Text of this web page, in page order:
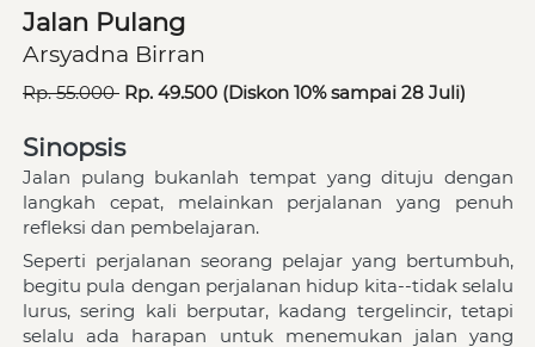
Jalan Pulang
Arsyadna Birran
Rp. 55.000 Rp. 49.500 (Diskon 10% sampai 28 Juli)
Sinopsis
Jalan pulang bukanlah tempat yang dituju dengan
langkah cepat, melainkan perjalanan yang penuh
refleksi dan pembelajaran.
Seperti perjalanan seorang pelajar yang bertumbuh,
begitu pula dengan perjalanan hidup kita--tidak selalu
lurus, sering kali berputar, kadang tergelincir, tetapi
selalu ada harapan untuk menemukan jalan yang